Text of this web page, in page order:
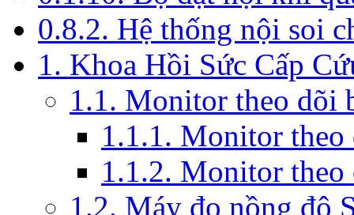
0.8.2. Hệ thống nội soi
1. Khoa Hồi Sức Cấp
1.1. Monitor theo dõi
1.1.1. Monitor theo
1.1.2. Monitor
1.2. Máy đo nồng độ